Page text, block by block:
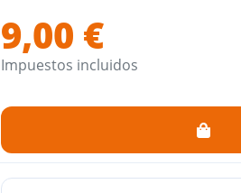
9,00 €
Impuestos incluidos